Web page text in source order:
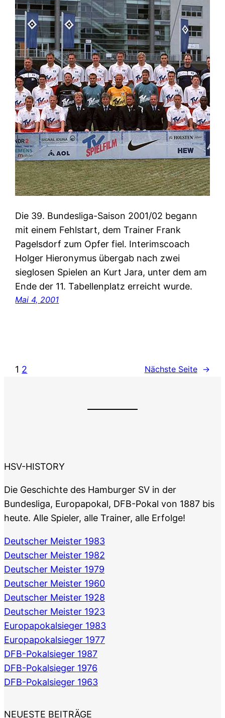
Die 39. Bundesliga-Saison 2001/02 begann
mit einem Fehlstart, dem Trainer Frank
Pagelsdorf zum Opfer fiel. Interimscoach
Holger Hieronymus übergab nach zwei
sieglosen Spielen an Kurt Jara, unter dem am
Ende der 11. Tabellenplatz erreicht wurde.
Mai 4, 2001
1 2 Nächste Seite →
HSV-HISTORY
Die Geschichte des Hamburger SV in der
Bundesliga, Europapokal, DFB-Pokal von 1887 bis
heute. Alle Spieler, alle Trainer, alle Erfolge!
Deutscher Meister 1983
Deutscher Meister 1982
Deutscher Meister 1979
Deutscher Meister 1960
Deutscher Meister 1928
Deutscher Meister 1923
Europapokalsieger 1983
Europapokalsieger 1977
DFB-Pokalsieger 1987
DFB-Pokalsieger 1976
DFB-Pokalsieger 1963
NEUESTE BEITRÄGE